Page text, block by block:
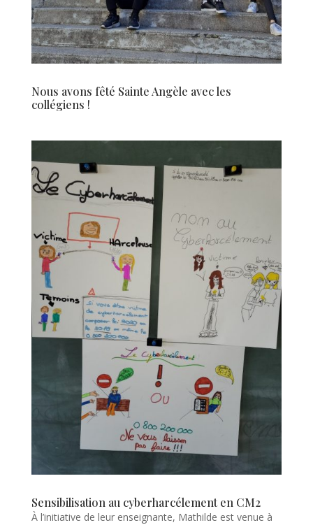
Nous avons fêté Sainte Angèle avec les
collégiens !
Sensibilisation au cyberharcélement en CM2
À l’initiative de leur enseignante, Mathilde est venue à